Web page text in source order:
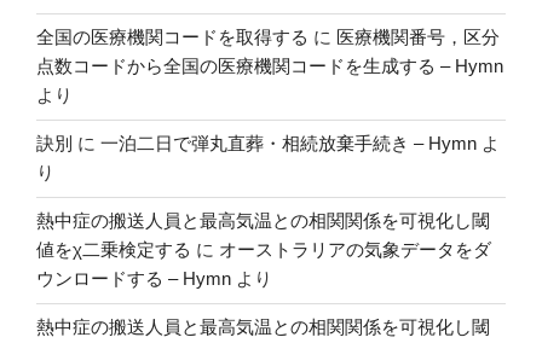
熱
改
修
お
よ
び
暖
房
の
影
響”
の
る
参
考
文
献”
の
全国の医療機関コードを取得する に 医療機関番号，区分
点数コードから全国の医療機関コードを生成する – Hymn
より
訣別 に 一泊二日で弾丸直葬・相続放棄手続き – Hymn よ
り
熱中症の搬送人員と最高気温との相関関係を可視化し閾
値をχ二乗検定する に オーストラリアの気象データをダ
ウンロードする – Hymn より
熱中症の搬送人員と最高気温との相関関係を可視化し閾